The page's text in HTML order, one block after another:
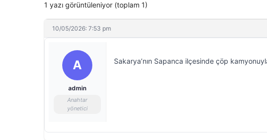
1 yazı görüntüleniyor (toplam 1)
10/05/2026: 7:53 pm
A
admin
Anahtar
yönetici
Sakarya’nın Sapanca ilçesinde çöp